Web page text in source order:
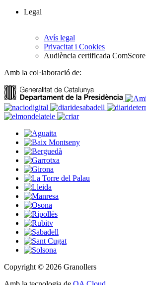
Legal
Avís legal
Privacitat i Cookies
Audiència certificada ComScore
Amb la col·laboració de:
Copyright © 2026 Granollers